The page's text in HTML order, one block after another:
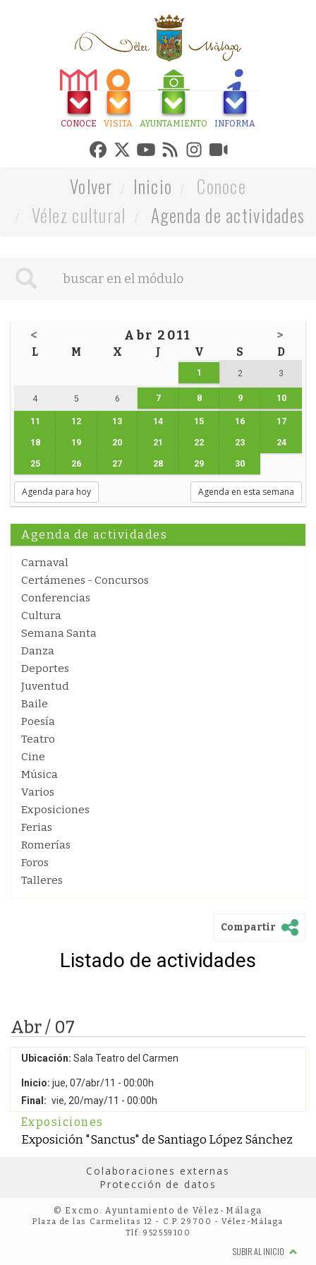
CONOCE VISITA AYUNTAMIENTO INFORMA
Volver Inicio
Conoce
Vélez cultural
Agenda de actividades
< Abr 2011 >
L M X J V S D
1 2 3
4 5 6 7 8 9 10
11 12 13 14 15 16 17
18 19 20 21 22 23 24
25 26 27 28 29 30
Agenda para hoy Agenda en esta semana
Agenda de actividades
Carnaval
Certámenes - Concursos
Conferencias
Cultura
Semana Santa
Danza
Deportes
Juventud
Baile
Poesía
Teatro
Cine
Música
Varios
Exposiciones
Ferias
Romerías
Foros
Talleres
Compartir
Listado de actividades
Abr / 07
Ubicación: Sala Teatro del Carmen
Inicio: jue, 07/abr/11 - 00:00h
Final: vie, 20/may/11 - 00:00h
Exposiciones
Exposición "Sanctus" de Santiago López Sánchez
Colaboraciones externas
Protección de datos
© Excmo. Ayuntamiento de Vélez-Málaga
Plaza de las Carmelitas 12 - C.P. 29700 - Vélez-Málaga
Tlf: 952559100
SUBIR AL INICIO